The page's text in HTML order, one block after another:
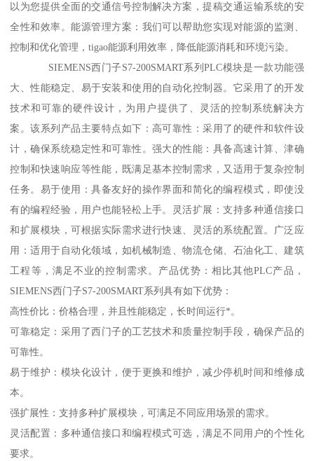
以为您提供全面的交通信号控制解决方案，提稿交通运输系统的安
全性和效率。能源管理方案：我们可以帮助您实现对能源的监测、
控制和优化管理，tigao能源利用效率，降低能源消耗和环境污染。
SIEMENS西门子S7-200SMART系列PLC模块是一款功能强
大、性能稳定、易于安装和使用的自动化控制器。它采用了的开发
技术和可靠的硬件设计，为用户提供了、灵活的控制系统解决方
案。该系列产品主要特点如下：高可靠性：采用了的硬件和软件设
计，确保系统稳定性和可靠性。强大的性能：具备高速计算、津确
控制和快速响应等性能，既满足基本控制需求，又适用于复杂控制
任务。易于使用：具备友好的操作界面和简化的编程模式，即使没
有的编程经验，用户也能轻松上手。灵活扩展：支持多种通信接口
和扩展模块，可根据实际需求进行快速、灵活的系统配置。广泛应
用：适用于自动化领域，如机械制造、物流仓储、石油化工、建筑
工程等，满足不业的控制需求。产品优势：相比其他PLC产品，
SIEMENS西门子S7-200SMART系列具有如下优势：
高性价比：价格合理，并且性能稳定，长时间运行*。
可靠稳定：采用了西门子的工艺技术和质量控制手段，确保产品的
可靠性。
易于维护：模块化设计，便于更换和维护，减少停机时间和维修成
本。
强扩展性：支持多种扩展模块，可满足不同应用场景的需求。
灵活配置：多种通信接口和编程模式可选，满足不同用户的个性化
要求。